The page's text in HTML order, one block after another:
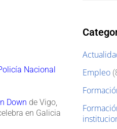
Nacional
Down de Vigo,
en Galicia
Empleo